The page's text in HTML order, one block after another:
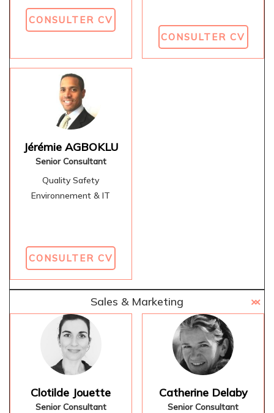
CONSULTER CV
CONSULTER CV
Jérémie AGBOKLU
Senior Consultant
Quality Safety
Environnement & IT
CONSULTER CV
Sales & Marketing
Clotilde Jouette
Senior Consultant
Catherine Delaby
Senior Consultant